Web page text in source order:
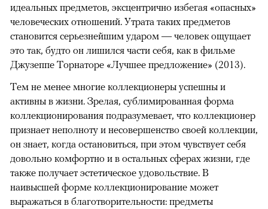
идеальных предметов, эксцентрично избегая «опасных»
человеческих отношений. Утрата таких предметов
становится серьезнейшим ударом — человек ощущает
это так, будто он лишился части себя, как в фильме
Джузеппе Торнаторе «Лучшее предложение» (2013).
Тем не менее многие коллекционеры успешны и
активны в жизни. Зрелая, сублимированная форма
коллекционирования подразумевает, что коллекционер
признает неполноту и несовершенство своей коллекции,
он знает, когда остановиться, при этом чувствует себя
довольно комфортно и в остальных сферах жизни, где
также получает эстетическое удовольствие. В
наивысшей форме коллекционирование может
выражаться в благотворительности: предметы